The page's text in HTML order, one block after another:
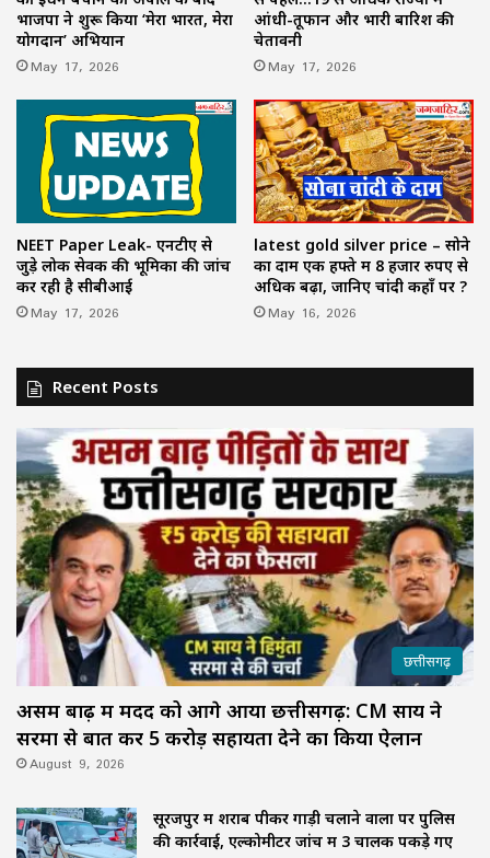
भाजपा ने शुरू किया ‘मेरा भारत, मेरा
योगदान’ अभियान
May 17, 2026
आंधी-तूफान और भारी बारिश की
चेतावनी
May 17, 2026
NEET Paper Leak- एनटीए से
जुड़े लोक सेवक की भूमिका की जांच
कर रही है सीबीआई
May 17, 2026
latest gold silver price – सोने
का दाम एक हफ्ते में 8 हजार रुपए से
अधिक बढ़ा, जानिए चांदी कहाँ पर ?
May 16, 2026
Recent Posts
छत्तीसगढ़
असम बाढ़ में मदद को आगे आया छत्तीसगढ़: CM साय ने
सरमा से बात कर ₹5 करोड़ सहायता देने का किया ऐलान
August 9, 2026
सूरजपुर में शराब पीकर गाड़ी चलाने वालों पर पुलिस
की कार्रवाई, एल्कोमीटर जांच में 3 चालक पकड़े गए